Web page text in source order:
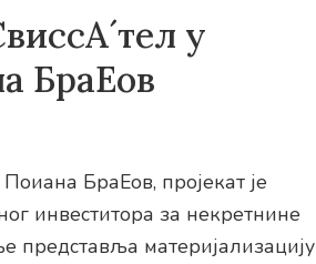
у
БраЕов
БраЕов, пројекат је
инвеститора за некретнине
представља материјализацију